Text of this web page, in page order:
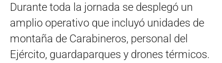
Durante toda la jornada se desplegó un
amplio operativo que incluyó unidades de
montaña de Carabineros, personal del
Ejército, guardaparques y drones térmicos.